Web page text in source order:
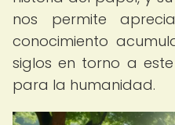
nos permite
conocimiento
siglos en torno a
para la humanidad.